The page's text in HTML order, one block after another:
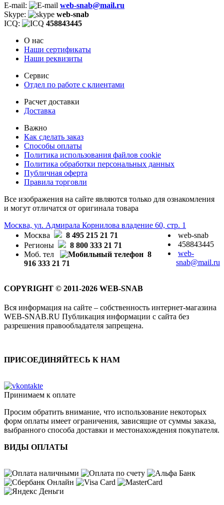
E-mail:
web-snab@mail.ru
Skype:
web-snab
ICQ:
458843445
О нас
Наши сертификаты
Наши реквизиты
Сервис
Отдел по работе с клиентами
Расчет доставки
Доставка
Важно
Как сделать заказ
Способы оплаты
Политика использования файлов cookie
Политика обработки персональных данных
Публичная оферта
Правила торговли
Все изображения на сайте являются только для ознакомления
и могут отличатся от оригинала товара
Москва, ул. Адмирала Корнилова владение 60, стр. 1
Москва
8 495 215 21 71
Регионы
8 800 333 21 71
Моб. тел
8
916 333 21 71
web-snab
458843445
web-
snab@mail.ru
COPYRIGHT © 2011-2026 WEB-SNAB
Вся информация на сайте – собственность интернет-магазина
WEB-SNAB.RU Публикация информации с сайта без
разрешения правообладателя запрещена.
ПРИСОЕДИНЯЙТЕСЬ К НАМ
Принимаем к оплате
Просим обратить внимание, что использование некоторых
форм оплаты имеет ограничения, зависящие от суммы заказа,
выбранного способа доставки и местонахождения покупателя.
ВИДЫ ОПЛАТЫ